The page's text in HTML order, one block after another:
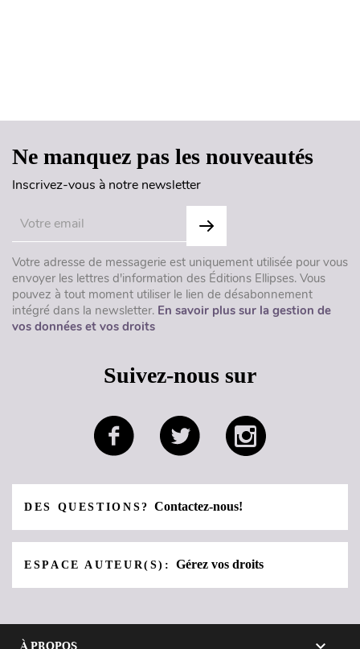
Ne manquez pas les nouveautés
Inscrivez-vous à notre newsletter
Votre adresse de messagerie est uniquement utilisée pour vous
envoyer les lettres d'information des Éditions Ellipses. Vous
pouvez à tout moment utiliser le lien de désabonnement
intégré dans la newsletter. En savoir plus sur la gestion de
vos données et vos droits
Suivez-nous sur
DES QUESTIONS?Contactez-nous!
ESPACE AUTEUR(S):Gérez vos droits
À PROPOS